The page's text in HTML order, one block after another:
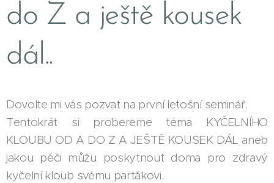
do Z a ještě kousek
dál..
Dovolte mi vás pozvat na první letošní seminář.
Tentokrát si probereme téma KYČELNÍHO
KLOUBU OD A DO Z A JEŠTĚ KOUSEK DÁL aneb
jakou péči můžu poskytnout doma pro zdravý
kyčelní kloub svému parťákovi.